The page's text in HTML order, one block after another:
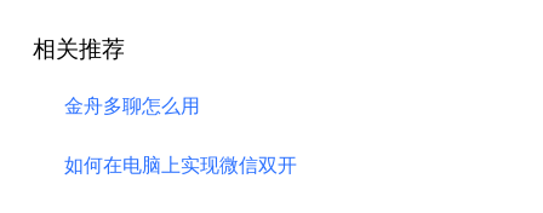
相关推荐
金舟多聊怎么用
如何在电脑上实现微信双开